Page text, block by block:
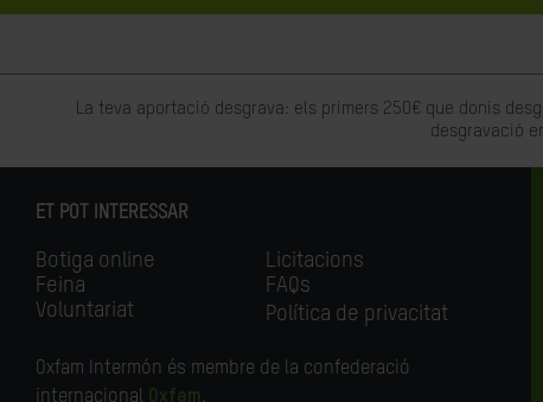
La teva aportació desgrava: els primers 250€ que donis
desgravació
ET POT INTERESSAR
Botiga online
Feina
Voluntariat
Licitacions
FAQs
Política de privacitat
Oxfam Intermón és membre de la confederació
internacional Oxfam.